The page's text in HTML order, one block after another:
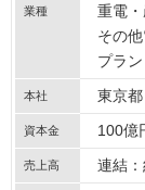
業種 重電
その
プラ
本社 東京都
資本金 100億
売上高 連結